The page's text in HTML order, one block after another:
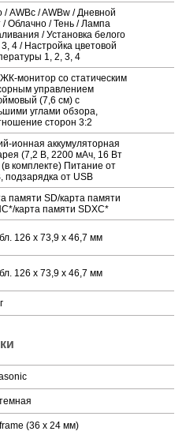
/ AWBc / AWBw / Дневной
/ Облачно / Тень / Лампа
/ Установка белого
3, 4 / Настройка цветовой
1, 2, 3, 4
монитор со статическим
управлением
(7,6 см) с
углами обзора,
сторон 3:2
ионная аккумуляторная
(7,2 В, 2200 мАч, 16 Вт
(в комплекте) Питание от
подзарядка от USB
памяти SD/карта памяти
карта памяти SDXC*
126 x 73,9 x 46,7 мм
126 x 73,9 x 46,7 мм
(36 x 24 мм)